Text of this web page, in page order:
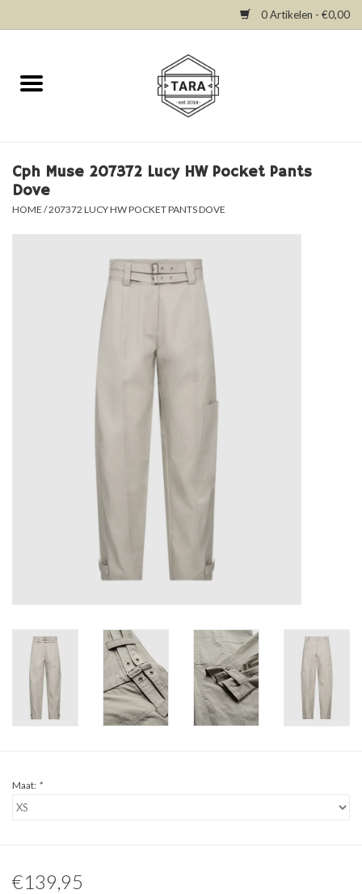
0 Artikelen - €0,00
Home
Dresses
Tops
Cph Muse 207372 Lucy HW Pocket Pants
Dove
HOME /207372 LUCY HW POCKET PANTS DOVE
Maat: *
€139,95